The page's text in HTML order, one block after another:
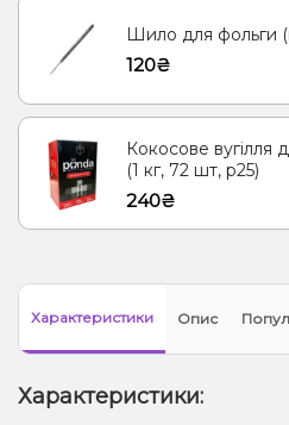
Кукурудза Цитруси, ягоди Вино
Вино, Вишня, Дуб, Малина,
Шило для фольги
120₴
Кокосове вугілля
(1 кг, 72 шт, р25)
240₴
Характеристики Опис
Характеристики: